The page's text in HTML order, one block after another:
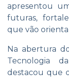
apresentou
futuras,
que vão
Na abertura
Tecnologia
destacou que